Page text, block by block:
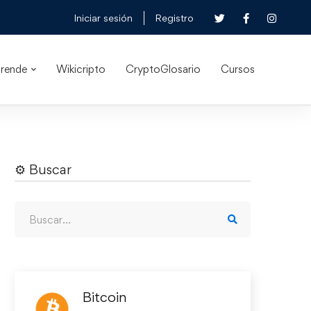
Iniciar sesión Registro
Wikicripto CryptoGlosario Cursos
⚙︎ Buscar
Bitcoin